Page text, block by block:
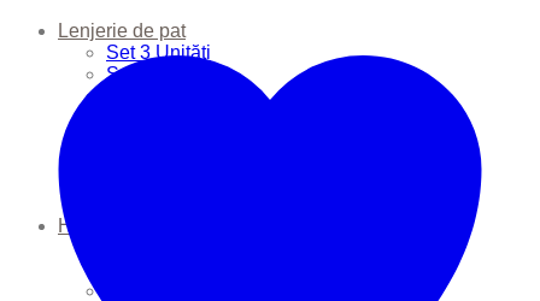
Lenjerie de pat
Set 3 Unități
Set 6 Unități
Haine Bebe